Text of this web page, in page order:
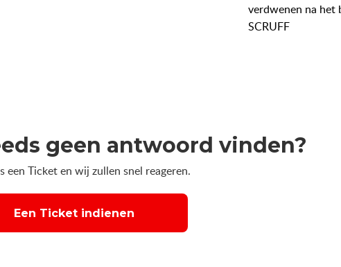
verdwenen na het
SCRUFF
geen antwoord vinden?
een Ticket en wij zullen snel reageren.
Een Ticket indienen